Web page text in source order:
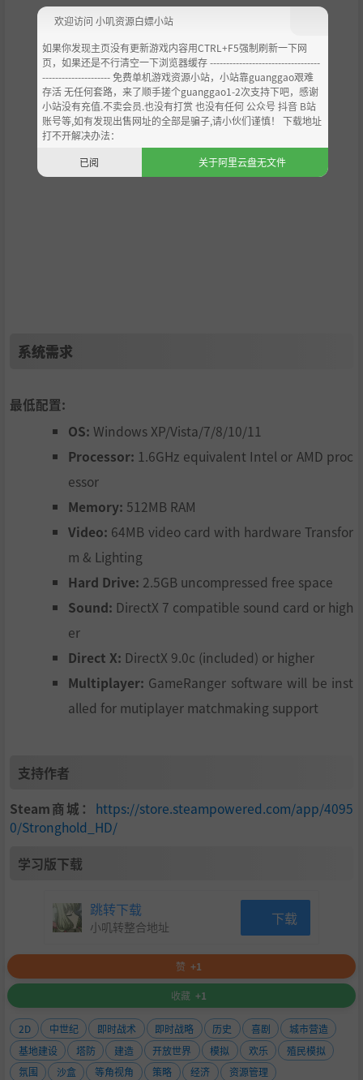
系统需求
最低配置:
OS: Windows XP/Vista/7/8/10/11
Processor: 1.6GHz equivalent Intel or AMD proc
essor
Memory: 512MB RAM
Video: 64MB video card with hardware Transfor
m & Lighting
Hard Drive: 2.5GB uncompressed free space
Sound: DirectX 7 compatible sound card or high
er
Direct X: DirectX 9.0c (included) or higher
Multiplayer: GameRanger software will be inst
alled for mutiplayer matchmaking support
支持作者
Steam商城： https://store.steampowered.com/app/4095
0/Stronghold_HD/
学习版下载
跳转下载
小叽转整合地址 下载
赞 +1
收藏 +1
2D 中世纪 即时战术 即时战略 历史 喜剧
城市营造
基地建设
塔防 建造 开放世界 模拟 欢乐
殖民模拟
氛围
沙盒 等角视角 策略 经济
资源管理
欢迎访问 小叽资源白嫖小站
如果你发现主页没有更新游戏内容用CTRL+F5强制刷新一下网
页，如果还是不行清空一下浏览器缓存 ----------------------------------
--------------------- 免费单机游戏资源小站，小站靠guanggao艰难
存活 无任何套路，来了顺手搓个guanggao1-2次支持下吧，感谢
小站没有充值.不卖会员.也没有打赏 也没有任何 公众号 抖音 B站
账号等,如有发现出售网址的全部是骗子,请小伙们谨慎！ 下载地址
打不开解决办法：
已阅
关于阿里云盘无文件